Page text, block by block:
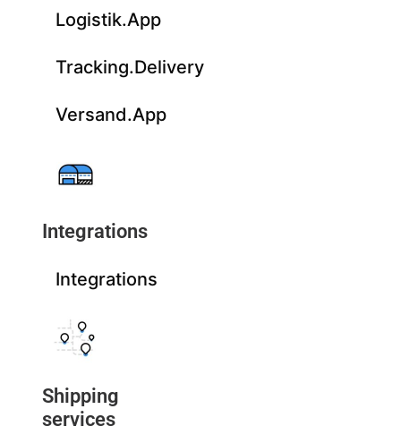
Logistik.App
Tracking.Delivery
Versand.App
Integrations
Integrations
Shipping
services